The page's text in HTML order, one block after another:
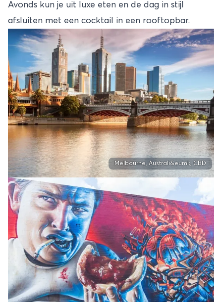
Avonds kun je uit luxe eten en de dag in stijl
afsluiten met een cocktail in een rooftopbar.
Melbourne, Australi&euml;, CBD